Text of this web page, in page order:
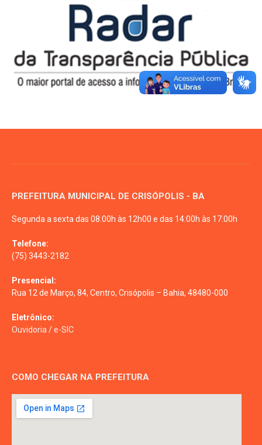
PREFEITURA MUNICIPAL DE CRISÓPOLIS - BA
Segunda a sexta das 08:00h às 12h00 e das 14:00h às 17:00h
Telefone:
(75) 3443-2182
Presencial:
Rua 12 de Março, 84, Centro, Crisópolis – Bahia, 48480-000
Eletrônico:
Ouvidoria /e-SIC
COMO CHEGAR NA PREFEITURA